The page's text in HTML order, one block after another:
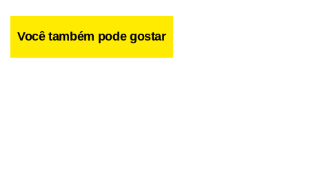
Você também pode gostar